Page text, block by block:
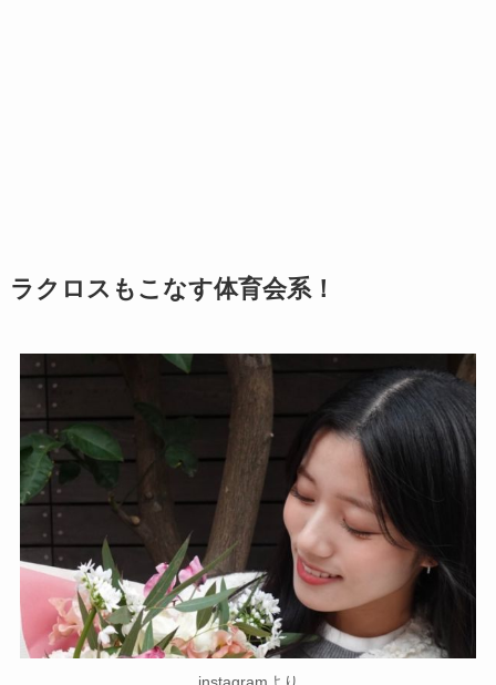
ラクロスもこなす体育会系！
instagramより